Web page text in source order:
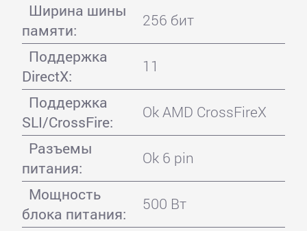
Ширина шины
памяти:
256 бит
Поддержка
DirectX:
11
Поддержка
SLI/CrossFire:
Ok AMD CrossFireX
Разъемы
питания:
Ok 6 pin
Мощность
блока питания:
500 Вт